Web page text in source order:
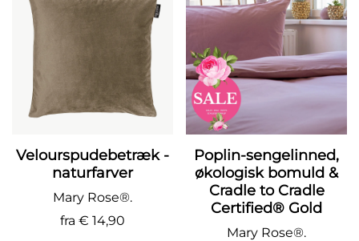
Velourspudebetræk -
naturfarver
Mary Rose®.
fra € 14,90
Poplin-sengelinned,
økologisk bomuld &
Cradle to Cradle
Certified® Gold
Mary Rose®.